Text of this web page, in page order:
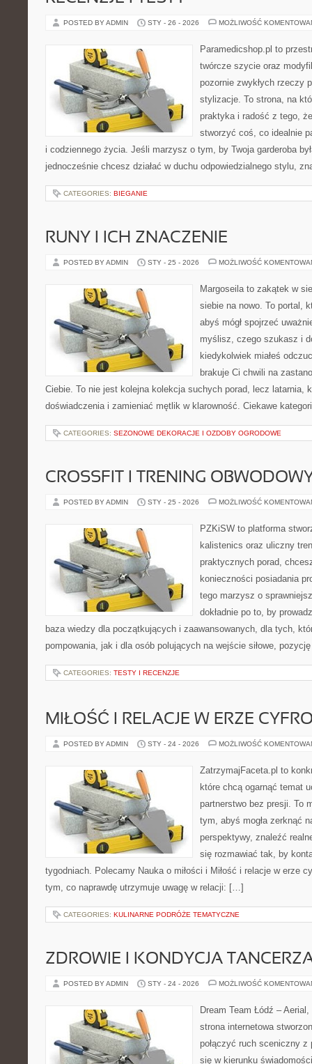
POSTED BY ADMIN STY - 26 - 2026 MOŻLIWOŚĆ
Paramedicshop.pl to
twórcze szycie oraz
pozornie zwykłych rzeczy
stylizacje. To strona, na
praktyka i radość z tego,
stworzyć coś, co idealnie
i codziennego życia. Jeśli marzysz o tym, by Twoja garderoba
jednocześnie chcesz działać w duchu odpowiedzialnego stylu,
CATEGORIES: BIEGANIE
RUNY I ICH ZNACZENIE
POSTED BY ADMIN STY - 25 - 2026 MOŻLIWOŚĆ
Margoseila to zakątek w
siebie na nowo. To portal,
abyś mógł spojrzeć
myślisz, czego szukasz i
kiedykolwiek miałeś
brakuje Ci chwili na
Ciebie. To nie jest kolejna kolekcja suchych porad, lecz latarnia,
doświadczenia i zamieniać mętlik w klarowność. Ciekawe
CATEGORIES: SEZONOWE DEKORACJE I OZDOBY OGRODOWE
CROSSFIT I TRENING
POSTED BY ADMIN STY - 25 - 2026 MOŻLIWOŚĆ
PZKiSW to platforma
kalistenics oraz uliczny
praktycznych porad,
konieczności posiadania
tego marzysz o
dokładnie po to, by
baza wiedzy dla początkujących i zaawansowanych, dla tych,
pompowania, jak i dla osób polujących na wejście siłowe,
CATEGORIES: TESTY I RECENZJE
MIŁOŚĆ I RELACJE W ERZE
POSTED BY ADMIN STY - 24 - 2026 MOŻLIWOŚĆ
ZatrzymajFaceta.pl to
które chcą ogarnąć temat
partnerstwo bez presji. To
tym, abyś mogła zerknąć
perspektywy, znaleźć
się rozmawiać tak, by
tygodniach. Polecamy Nauka o miłości i Miłość i relacje w erze
tym, co naprawdę utrzymuje uwagę w relacji: […]
CATEGORIES: KULINARNE PODRÓŻE TEMATYCZNE
ZDROWIE I KONDYCJA
POSTED BY ADMIN STY - 24 - 2026 MOŻLIWOŚĆ
Dream Team Łódź –
strona internetowa
połączyć ruch sceniczny
się w kierunku